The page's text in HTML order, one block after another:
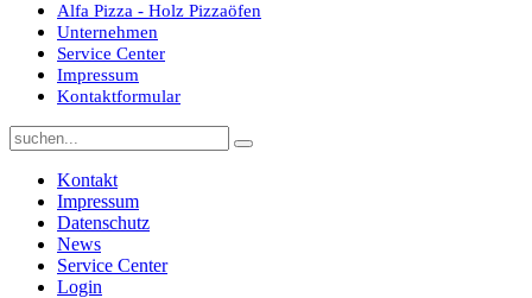
Alfa Pizza - Holz Pizzaöfen
Unternehmen
Service Center
Impressum
Kontaktformular
Kontakt
Impressum
Datenschutz
News
Service Center
Login